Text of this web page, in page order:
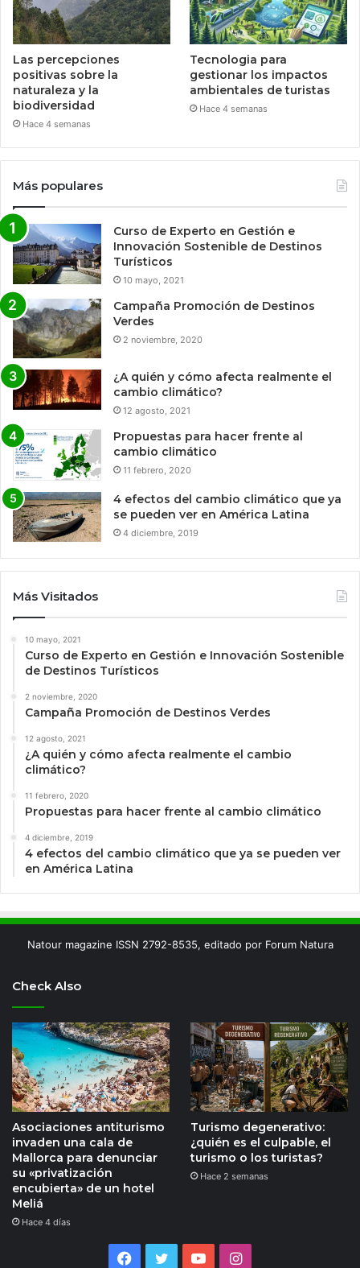
Las percepciones
positivas sobre la
naturaleza y la
biodiversidad
Hace 4 semanas
Tecnologia para
gestionar los impactos
ambientales de turistas
Hace 4 semanas
Más populares
Curso de Experto en Gestión e
Innovación Sostenible de Destinos
Turísticos
10 mayo, 2021
Campaña Promoción de Destinos
Verdes
2 noviembre, 2020
¿A quién y cómo afecta realmente el
cambio climático?
12 agosto, 2021
Propuestas para hacer frente al
cambio climático
11 febrero, 2020
4 efectos del cambio climático que ya
se pueden ver en América Latina
4 diciembre, 2019
Más Visitados
10 mayo, 2021
Curso de Experto en Gestión e Innovación Sostenible
de Destinos Turísticos
2 noviembre, 2020
Campaña Promoción de Destinos Verdes
12 agosto, 2021
¿A quién y cómo afecta realmente el cambio
climático?
11 febrero, 2020
Propuestas para hacer frente al cambio climático
4 diciembre, 2019
4 efectos del cambio climático que ya se pueden ver
en América Latina
Natour magazine ISSN 2792-8535, editado por Forum Natura
Check Also
Asociaciones antiturismo
invaden una cala de
Mallorca para denunciar
su «privatización
encubierta» de un hotel
Meliá
Hace 4 días
Turismo degenerativo:
¿quién es el culpable, el
turismo o los turistas?
Hace 2 semanas
Facebook
TwitterYouTubeInstagram